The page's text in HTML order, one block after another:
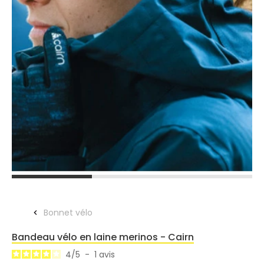
Bonnet vélo
Bandeau vélo en laine merinos - Cairn
4/5 - 1 avis